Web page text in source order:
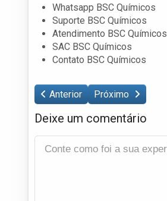
Whatsapp BSC Químicos
Suporte BSC Químicos
Atendimento BSC Químicos
SAC BSC Químicos
Contato BSC Químicos
Anterior Próximo
Deixe um comentário